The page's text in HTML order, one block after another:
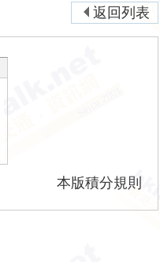
返回列表
本版積分規則